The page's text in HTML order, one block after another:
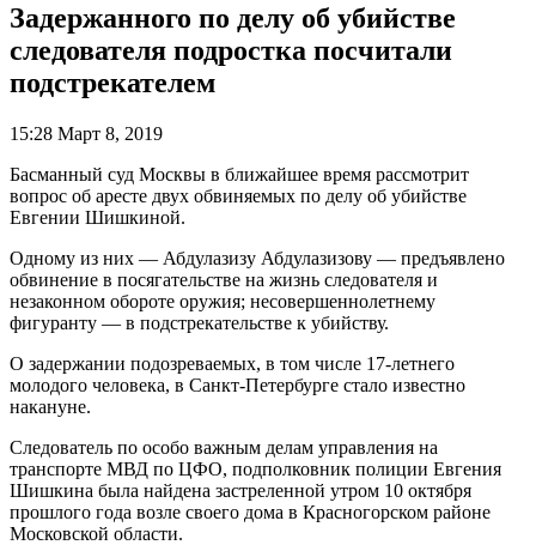
Задержанного по делу об убийстве
следователя подростка посчитали
подстрекателем
15:28 Март 8, 2019
Басманный суд Москвы в ближайшее время рассмотрит
вопрос об аресте двух обвиняемых по делу об убийстве
Евгении Шишкиной.
Одному из них — Абдулазизу Абдулазизову — предъявлено
обвинение в посягательстве на жизнь следователя и
незаконном обороте оружия; несовершеннолетнему
фигуранту — в подстрекательстве к убийству.
О задержании подозреваемых, в том числе 17-летнего
молодого человека, в Санкт-Петербурге стало известно
накануне.
Следователь по особо важным делам управления на
транспорте МВД по ЦФО, подполковник полиции Евгения
Шишкина была найдена застреленной утром 10 октября
прошлого года возле своего дома в Красногорском районе
Московской области.